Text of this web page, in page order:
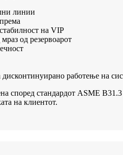
линии
на VIP
од резервоарот
работење на
според стандардот ASME
на клиентот.